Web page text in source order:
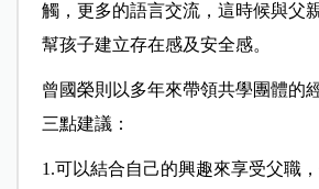
觸，更多的語言交流，這時候與父
幫孩子建立存在感及安全感。
曾國榮則以多年來帶領共學團體的
三點建議：
1.可以結合自己的興趣來享受父職